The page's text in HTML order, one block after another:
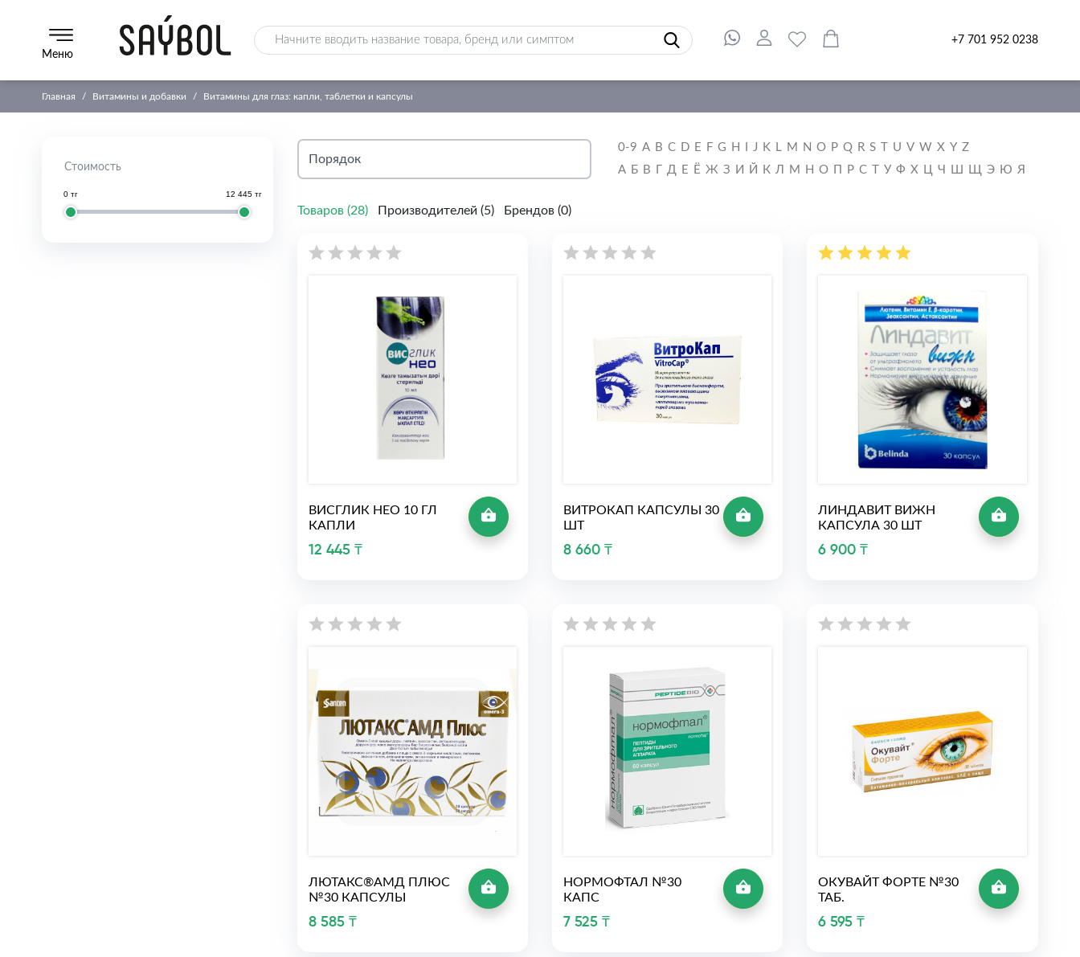
Меню
+7 701 952 0238
Главная Витамины и добавки Витамины для глаз: капли, таблетки и капсулы
Стоимость
0 тг 12 445 тг
0-9 A B C D E F G H J K L M N O P Q R S U V W X Y Z
А Б В Д Е Ё Ж З И Й К Л М Н О Р С У Ф Х Ц Ч Ш Щ Э Ю Я
Товаров (28) Производителей (5) Брендов (0)
ВИСГЛИК НЕО 10 ГЛ
КАПЛИ
12 445 ₸
ВИТРОКАП КАПСУЛЫ 30
ШТ
8 660 ₸
ЛИНДАВИТ ВИЖН
КАПСУЛА 30 ШТ
6 900 ₸
ЛЮТАКС®АМД ПЛЮС
№30 КАПСУЛЫ
8 585 ₸
НОРМОФТАЛ №30
КАПС
7 525 ₸
ОКУВАЙТ ФОРТЕ №30
ТАБ.
6 595 ₸